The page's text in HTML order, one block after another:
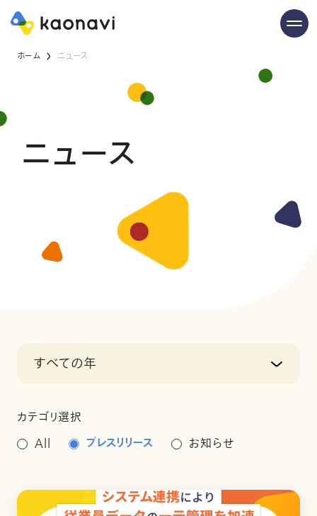
ホーム ニュース
ニュース
すべての年
カテゴリ選択
All
プレスリリース お知らせ